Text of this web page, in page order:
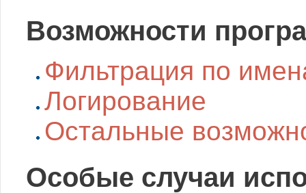
Возможности
Фильтрация по
Логирование
Остальные
Особые случаи